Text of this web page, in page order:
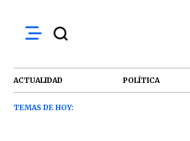
ACTUALIDAD POLÍTICA
TEMAS DE HOY: